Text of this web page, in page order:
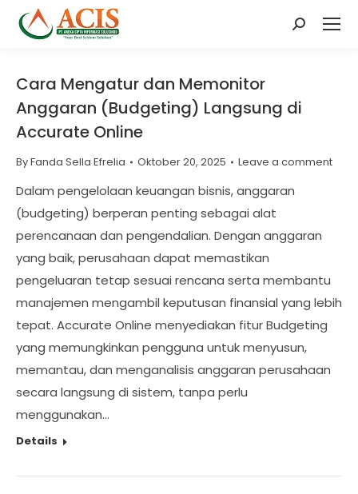
Search:
Cara Mengatur dan Memonitor
Anggaran (Budgeting) Langsung di
Accurate Online
ByFanda Sella Efrelia Oktober 20, 2025 Leave a comment
Dalam pengelolaan keuangan bisnis, anggaran
(budgeting) berperan penting sebagai alat
perencanaan dan pengendalian. Dengan anggaran
yang baik, perusahaan dapat memastikan
pengeluaran tetap sesuai rencana serta membantu
manajemen mengambil keputusan finansial yang lebih
tepat. Accurate Online menyediakan fitur Budgeting
yang memungkinkan pengguna untuk menyusun,
memantau, dan menganalisis anggaran perusahaan
secara langsung di sistem, tanpa perlu
menggunakan…
Details